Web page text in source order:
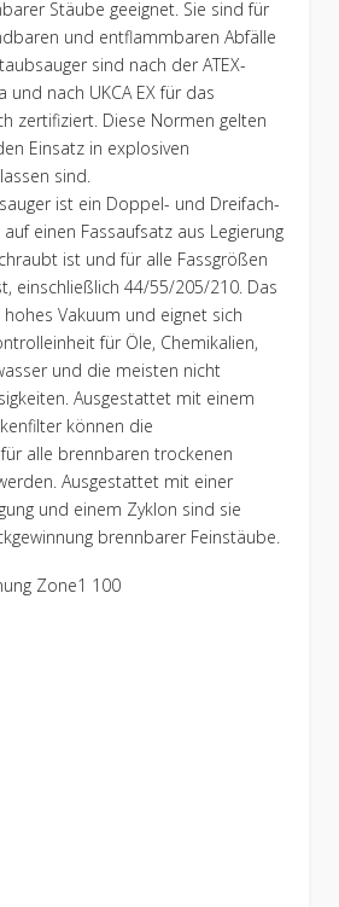
Stäube geeignet. Sie sind für
und entflammbaren Abfälle
sind nach der ATEX-
und nach UKCA EX für das
zertifiziert. Diese Normen gelten
Einsatz in explosiven
sind.
ist ein Doppel- und Dreifach-
einen Fassaufsatz aus Legierung
ist und für alle Fassgrößen
einschließlich 44/55/205/210. Das
Vakuum und eignet sich
für Öle, Chemikalien,
und die meisten nicht
Ausgestattet mit einem
können die
alle brennbaren trockenen
Ausgestattet mit einer
und einem Zyklon sind sie
brennbarer Feinstäube.